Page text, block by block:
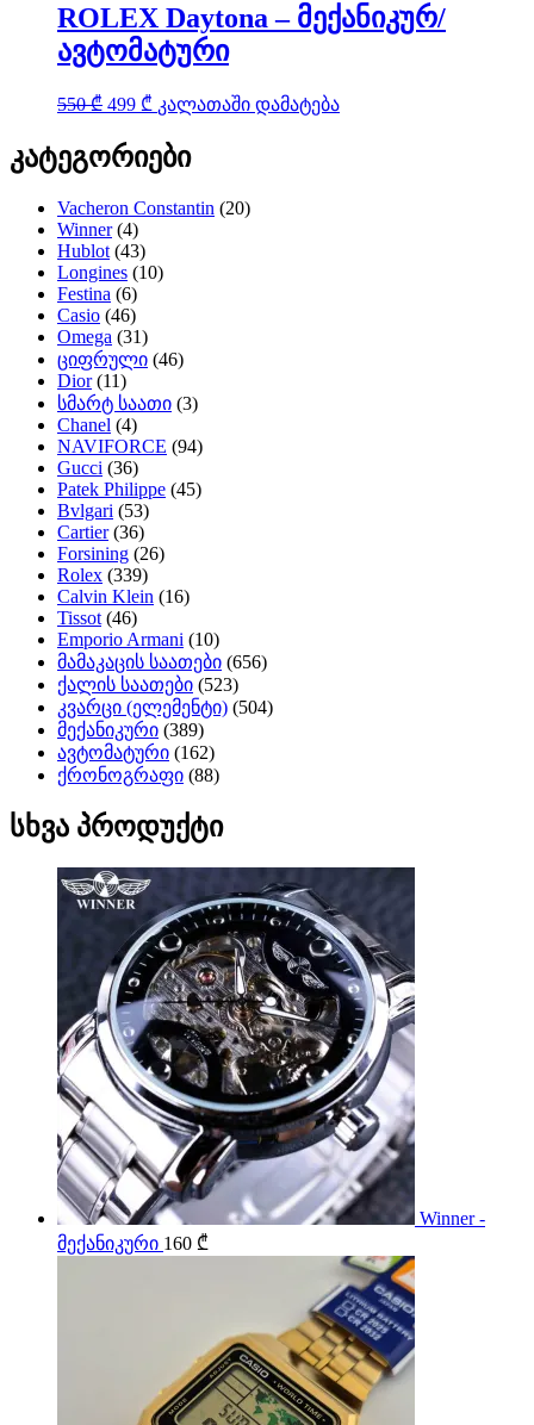
ROLEX Daytona – მექანიკურ/
ავტომატური
550₾ Original
was:
550 ₾.
499 ₾ Current
price
is:
499 ₾.
კალათაში დამატება
კატეგორიები
Vacheron Constantin (20)
Winner (4)
Hublot (43)
Longines (10)
Festina (6)
Casio (46)
Omega (31)
ციფრული (46)
Dior (11)
სმარტ საათი (3)
Chanel (4)
NAVIFORCE (94)
Gucci (36)
Patek Philippe (45)
Bvlgari (53)
Cartier (36)
Forsining (26)
Rolex (339)
Calvin Klein (16)
Tissot (46)
Emporio Armani (10)
მამაკაცის საათები (656)
ქალის საათები (523)
კვარცი (ელემენტი) (504)
მექანიკური (389)
ავტომატური (162)
ქრონოგრაფი (88)
სხვა პროდუქტი
Winner -
მექანიკური 160 ₾